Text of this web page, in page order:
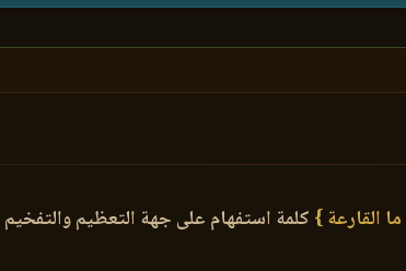
القارعة } كلمة استفهام على جهة التعظيم والتفخيم